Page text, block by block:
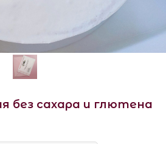
без сахара и глютена